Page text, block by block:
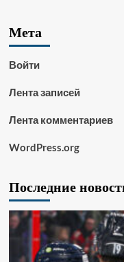
Мета
Войти
Лента записей
Лента комментариев
WordPress.org
Последние